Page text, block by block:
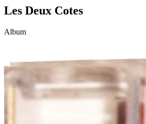
Les Deux Cotes
Album